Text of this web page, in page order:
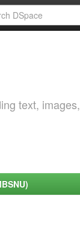
text, images,